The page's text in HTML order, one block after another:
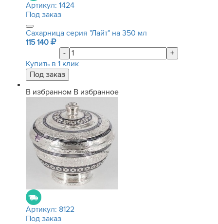
Артикул: 1424
Под заказ
Сахарница серия "Лайт" на 350 мл
115 140
-
+
Купить в 1 клик
В избранном В избранное
Артикул: 8122
Под заказ